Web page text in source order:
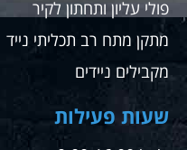
פולי עליון ותחתון לקיר
מתקן מתח רב תכליתי נייד
מקבילים ניידים
שעות פעילות